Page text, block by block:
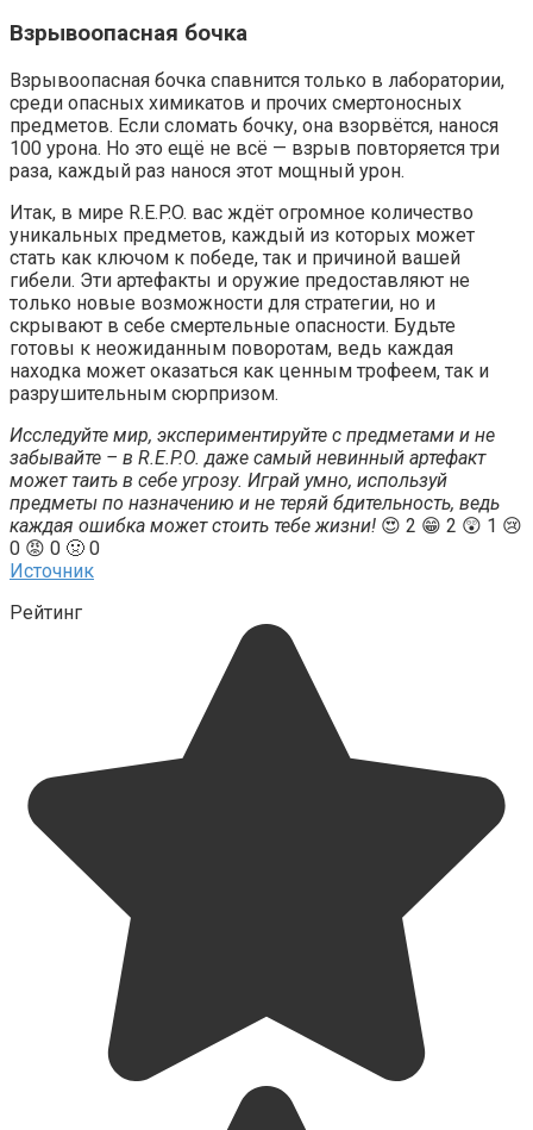
Взрывоопасная бочка
Взрывоопасная бочка спавнится только в лаборатории,
среди опасных химикатов и прочих смертоносных
предметов. Если сломать бочку, она взорвётся, нанося
100 урона. Но это ещё не всё — взрыв повторяется три
раза, каждый раз нанося этот мощный урон.
Итак, в мире R.E.P.O. вас ждёт огромное количество
уникальных предметов, каждый из которых может
стать как ключом к победе, так и причиной вашей
гибели. Эти артефакты и оружие предоставляют не
только новые возможности для стратегии, но и
скрывают в себе смертельные опасности. Будьте
готовы к неожиданным поворотам, ведь каждая
находка может оказаться как ценным трофеем, так и
разрушительным сюрпризом.
Исследуйте мир, экспериментируйте с предметами и не
забывайте – в R.E.P.O. даже самый невинный артефакт
может таить в себе угрозу. Играй умно, используй
предметы по назначению и не теряй бдительность, ведь
каждая ошибка может стоить тебе жизни! 😍 2 😁 2 😲 1 😢
0 😡 0 🤢 0
Источник
Рейтинг